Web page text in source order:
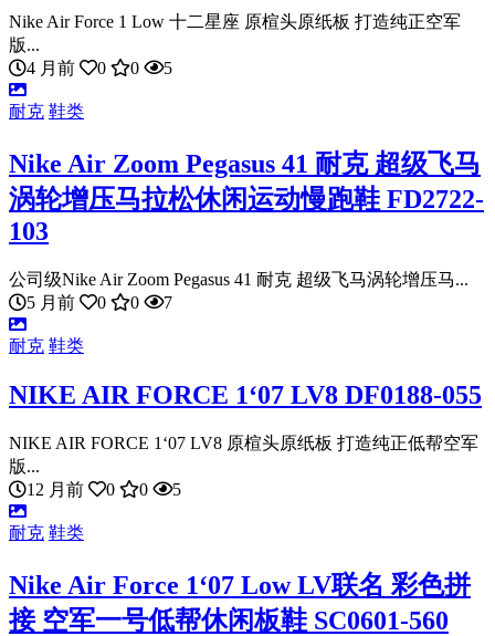
Nike Air Force 1 Low 十二星座 原楦头原纸板 打造纯正空军
版...
4 月前
0 0 5
耐克 鞋类
Nike Air Zoom Pegasus 41 耐克 超级飞马
涡轮增压马拉松休闲运动慢跑鞋 FD2722-
103
公司级Nike Air Zoom Pegasus 41 耐克 超级飞马涡轮增压马...
5 月前
0 0 7
耐克 鞋类
NIKE AIR FORCE 1‘07 LV8 DF0188-055
NIKE AIR FORCE 1‘07 LV8 原楦头原纸板 打造纯正低帮空军
版...
12 月前
0 0 5
耐克 鞋类
Nike Air Force 1‘07 Low LV联名 彩色拼
接 空军一号低帮休闲板鞋 SC0601-560